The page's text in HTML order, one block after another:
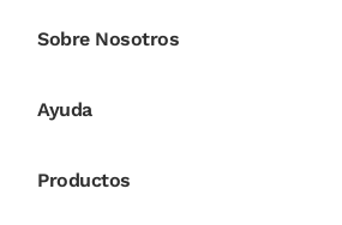
Sobre Nosotros
Ayuda
Productos